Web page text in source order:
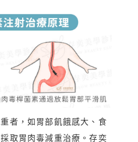
者，如胃部飢餓感大、食
取胃肉毒減重治療。存奕